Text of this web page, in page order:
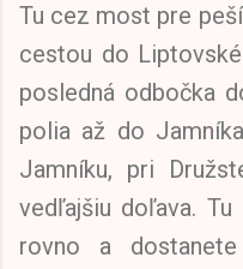
Tu cez most pre
cestou do
posledná odbočka
polia až do
Jamníku, pri
vedľajšiu doľava.
rovno a